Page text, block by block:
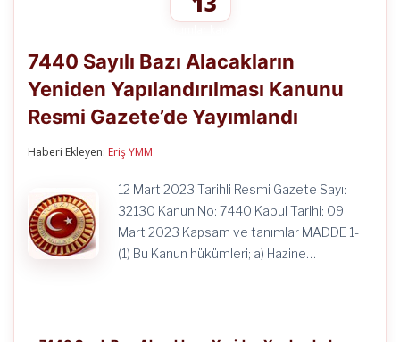
Bazı
Alacakların
Yeniden
Kanunu
7440 Sayılı Bazı Alacakların
Yeniden Yapılandırılması Kanunu
Resmi Gazete’de Yayımlandı
Haberi Ekleyen: Eriş YMM
12 Mart 2023 Tarihli Resmi Gazete Sayı:
32130 Kanun No: 7440 Kabul Tarihi: 09
Mart 2023 Kapsam ve tanımlar MADDE 1-
(1) Bu Kanun hükümleri; a) Hazine…